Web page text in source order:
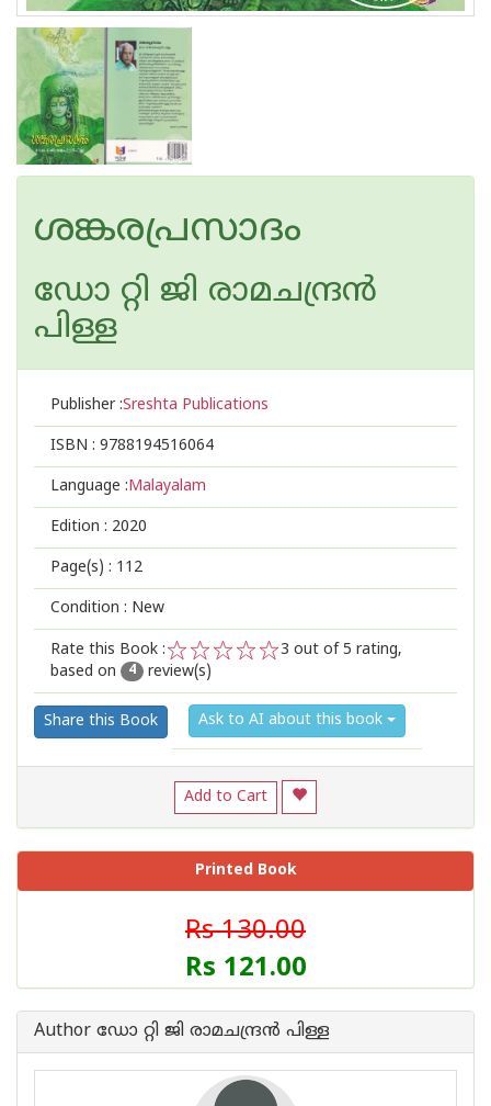
ശങ്കരപ്രസാദം
ഡോ റ്റി ജി രാമചന്ദ്രന്‍
പിള്ള
Publisher :Sreshta Publications
ISBN : 9788194516064
Language :Malayalam
Edition : 2020
Page(s) : 112
Condition : New
Rate this Book :
2
1
3 out of 5 rating,
based on
4 review(s)
Share this Book Ask to AI about this book
Add to Cart
Printed Book
Rs 130.00
Rs 121.00
Author ഡോ റ്റി ജി രാമചന്ദ്രന്‍ പിള്ള